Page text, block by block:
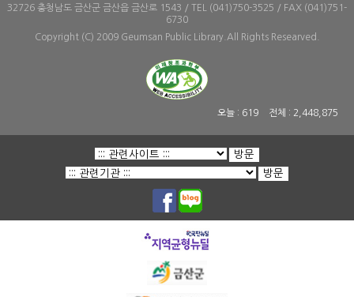
32726 충청남도 금산군 금산읍 금산로 1543 / TEL (041)750-3525 / FAX (041)751-
6730
Copyright (C) 2009 Geumsan Public Library.All Rights Researved.
오늘 : 619 전체 : 2,448,875